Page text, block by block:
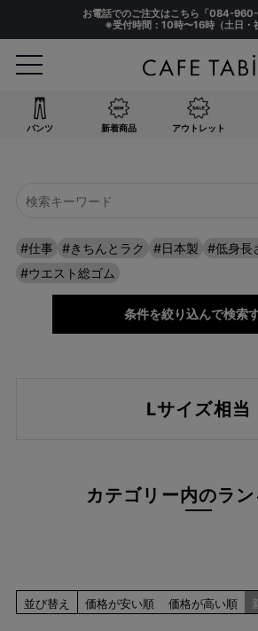
お電話でのご注文はこちら「084-
※受付時間：10時〜16時（土日・
パンツ 新着商品 アウトレット
#仕事 #きちんとラク #日本製
#低身長
#ウエスト総ゴム
条件を絞り込んで検索
Lサイズ相当
カテゴリー内のラ
並び替え 価格が安い順 価格が高い順
カラー
指定なし
ブラック系
オレンジ系
その他（柄）
在庫なし商品